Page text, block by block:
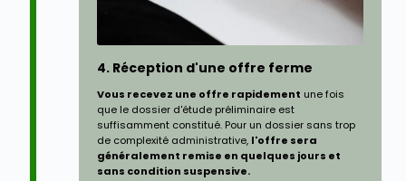
4. Réception d'une offre ferme
Vous recevez une offre rapidement une fois
que le dossier d'étude préliminaire est
suffisamment constitué. Pour un dossier sans trop
de complexité administrative, l'offre sera
généralement remise en quelques jours et
sans condition suspensive.